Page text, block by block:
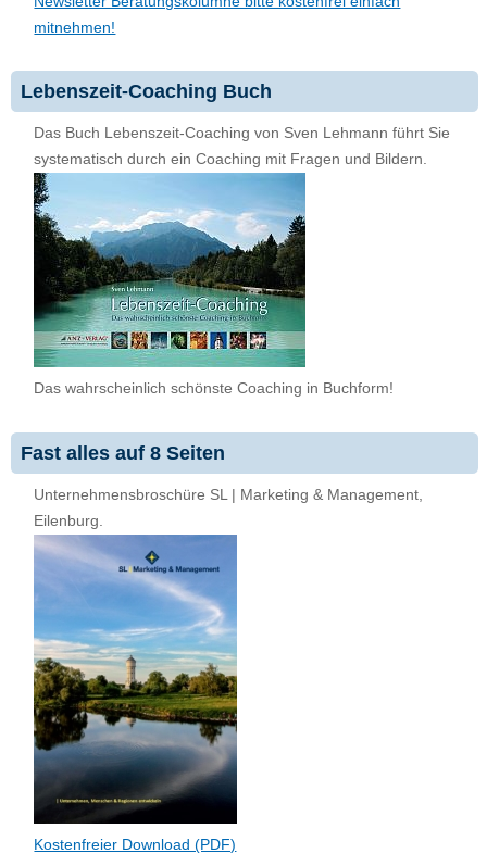
mitnehmen!
Lebenszeit-Coaching Buch
Das Buch Lebenszeit-Coaching von Sven Lehmann führt Sie
systematisch durch ein Coaching mit Fragen und Bildern.
Das wahrscheinlich schönste Coaching in Buchform!
Fast alles auf 8 Seiten
Unternehmensbroschüre SL | Marketing & Management,
Eilenburg.
Kostenfreier Download (PDF)